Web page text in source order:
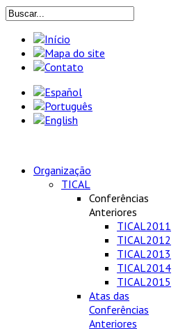
Organização
TICAL
Conferências
Anteriores
TICAL2011
TICAL2012
TICAL2013
TICAL2014
TICAL2015
Atas das
Conferências
Anteriores